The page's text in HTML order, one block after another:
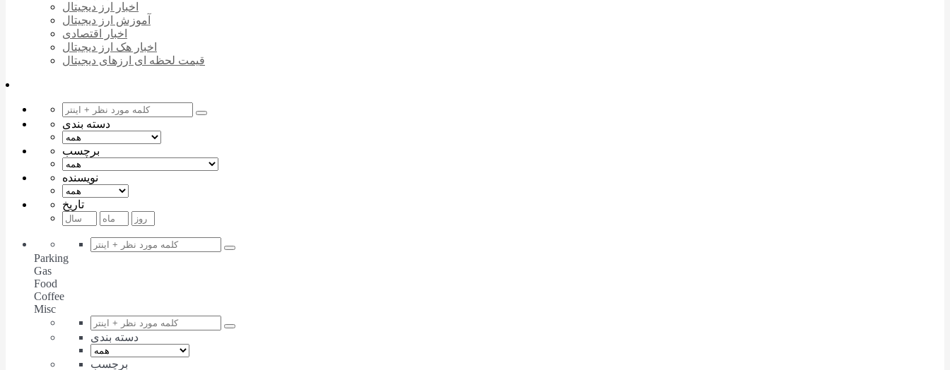
اخبار ارز دیجیتال
آموزش ارز دیجیتال
اخبار اقتصادی
اخبار هک ارز دیجیتال
قیمت لحظه ای ارزهای دیجیتال
دسته بندی
برچسب
نویسنده
تاریخ
Parking
Gas
Food
Coffee
Misc
دسته بندی
برچسب